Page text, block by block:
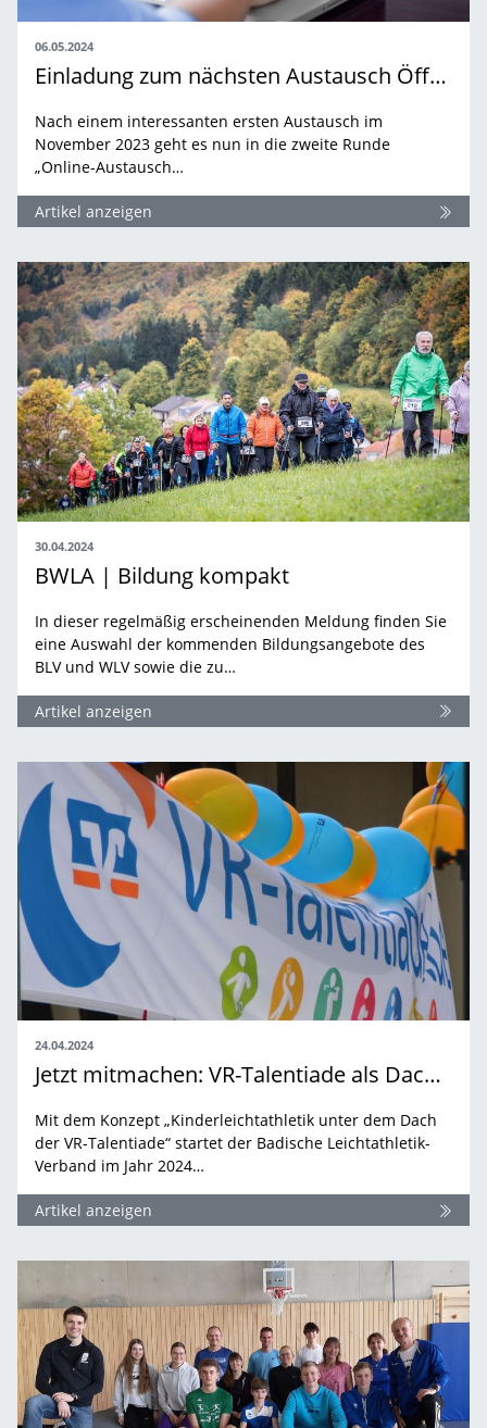
06.05.2024
Einladung zum nächsten Austausch Öffentlichkeitsarbeit
Nach einem interessanten ersten Austausch im
November 2023 geht es nun in die zweite Runde
„Online-Austausch…
Artikel anzeigen
30.04.2024
BWLA | Bildung kompakt
In dieser regelmäßig erscheinenden Meldung finden Sie
eine Auswahl der kommenden Bildungsangebote des
BLV und WLV sowie die zu…
Artikel anzeigen
24.04.2024
Jetzt mitmachen: VR-Talentiade als Dach der Kinderleichtathletik im BLV
Mit dem Konzept „Kinderleichtathletik unter dem Dach
der VR-Talentiade“ startet der Badische Leichtathletik-
Verband im Jahr 2024…
Artikel anzeigen